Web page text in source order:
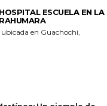
ESCUELA EN LA
en Guachochi,